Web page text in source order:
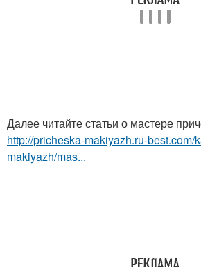
Далее читайте статьи о мастере
http://pricheska-makiyazh.ru-best.com/
makiyazh/mas...